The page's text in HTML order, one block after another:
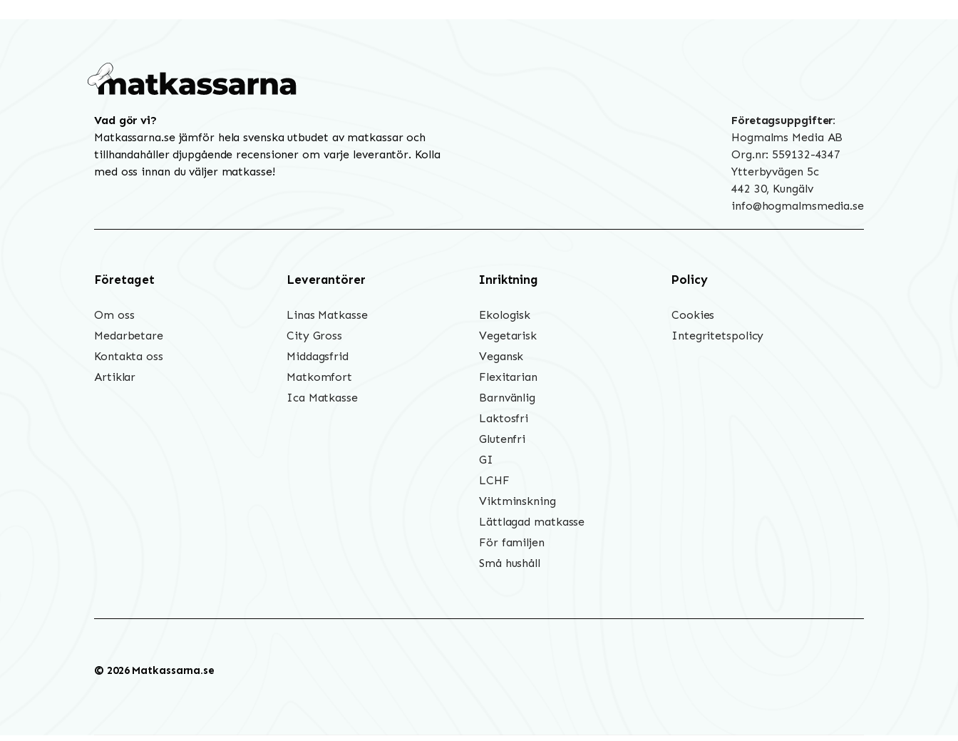
Vad gör vi?
Matkassarna.se jämför hela svenska utbudet av matkassar och
tillhandahåller djupgående recensioner om varje leverantör. Kolla
med oss innan du väljer matkasse!
Företagsuppgifter:
Hogmalms Media AB
Org.nr: 559132-4347
Ytterbyvägen 5c
442 30, Kungälv
info@hogmalmsmedia.se
Företaget
Om oss
Medarbetare
Kontakta oss
Artiklar
Leverantörer
Linas Matkasse
City Gross
Middagsfrid
Matkomfort
Ica Matkasse
Inriktning
Ekologisk
Vegetarisk
Vegansk
Flexitarian
Barnvänlig
Laktosfri
Glutenfri
GI
LCHF
Viktminskning
Lättlagad matkasse
För familjen
Små hushåll
Policy
Cookies
Integritetspolicy
© 2026 Matkassarna.se